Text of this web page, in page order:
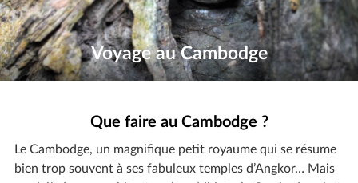
Voyage au Cambodge
Que faire au Cambodge ?
Le Cambodge, un magnifique petit royaume qui se résume
bien trop souvent à ses fabuleux temples d’Angkor… Mais